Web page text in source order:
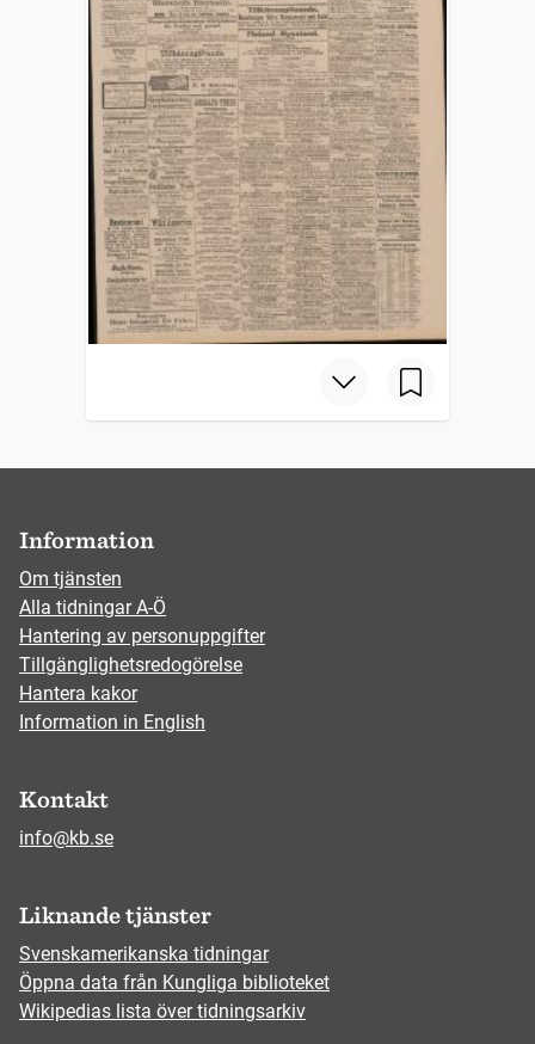
Information
Om tjänsten
Alla tidningar A-Ö
Hantering av personuppgifter
Tillgänglighetsredogörelse
Hantera kakor
Information in English
Kontakt
info@kb.se
Liknande tjänster
Svenskamerikanska tidningar
Öppna data från Kungliga biblioteket
Wikipedias lista över tidningsarkiv